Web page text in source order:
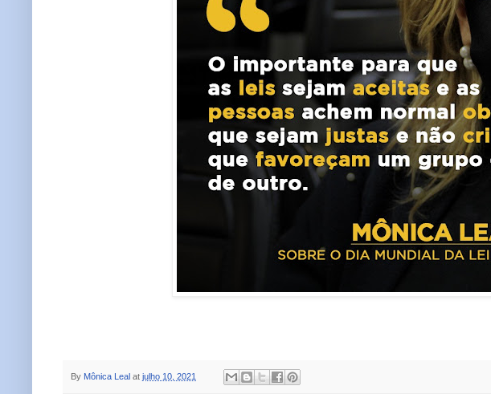
By Mônica Leal at julho 10, 2021